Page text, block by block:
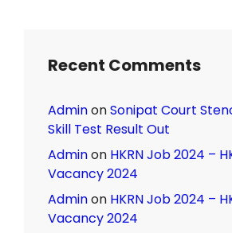
Recent Comments
AdminonSonipat Court
Skill Test Result Out
Adminon HKRN Job 2024 –
Vacancy 2024
Adminon HKRN Job 2024 –
Vacancy 2024